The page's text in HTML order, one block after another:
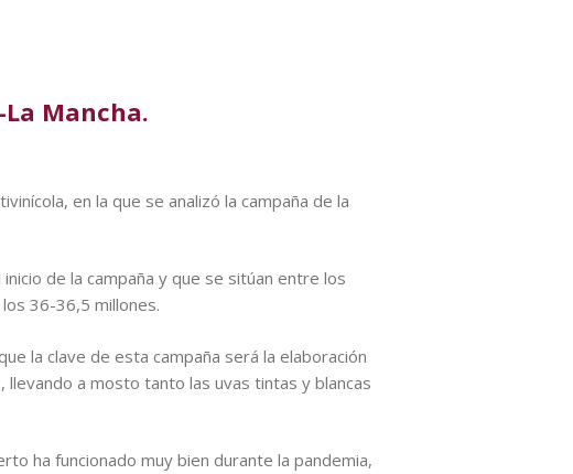
Mancha.
en la que se analizó la campaña de la
de la campaña y que se sitúan entre los
36-36,5 millones.
la clave de esta campaña será la elaboración
a mosto tanto las uvas tintas y blancas
ha funcionado muy bien durante la pandemia,